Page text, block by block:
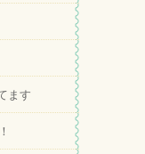
ます